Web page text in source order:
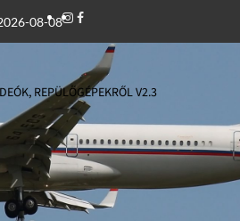
08-08Instagram
Facebook
REPÜLŐGÉPEKRŐL V2.3